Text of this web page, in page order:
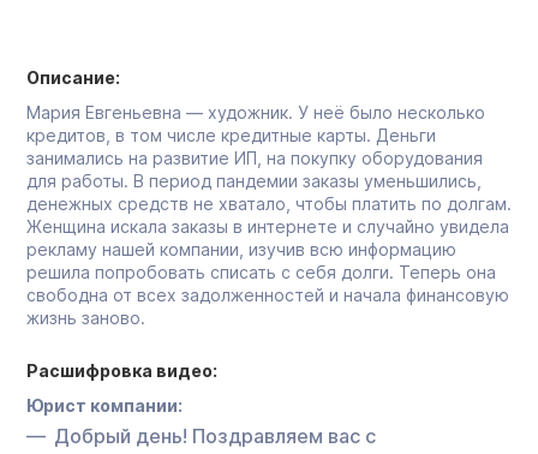
Описание:
Мария Евгеньевна — художник. У неё было несколько
кредитов, в том числе кредитные карты. Деньги
занимались на развитие ИП, на покупку оборудования
для работы. В период пандемии заказы уменьшились,
денежных средств не хватало, чтобы платить по долгам.
Женщина искала заказы в интернете и случайно увидела
рекламу нашей компании, изучив всю информацию
решила попробовать списать с себя долги. Теперь она
свободна от всех задолженностей и начала финансовую
жизнь заново.
Расшифровка видео:
Юрист компании:
Добрый день! Поздравляем вас с